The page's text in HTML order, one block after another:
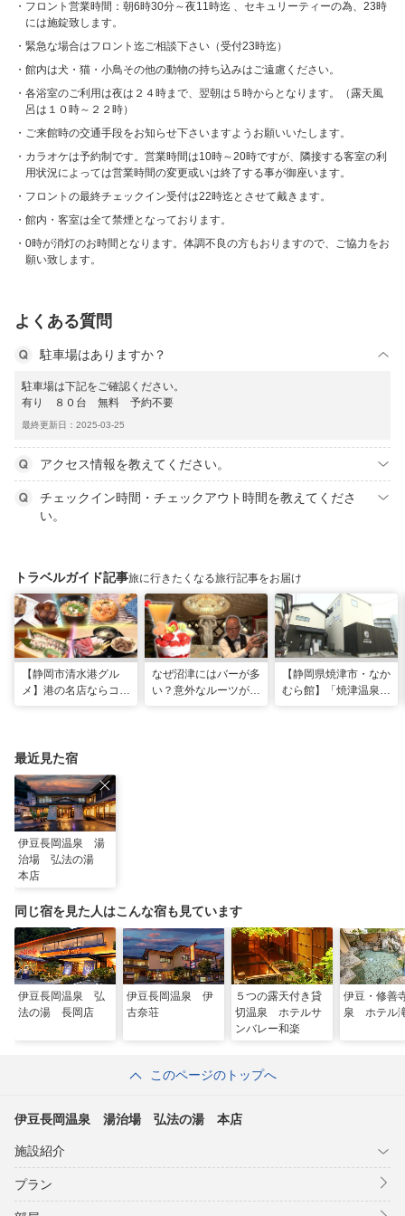
フロント営業時間：朝6時30分～夜11時迄 、セキュリーティーの為、23時
には施錠致します。
緊急な場合はフロント迄ご相談下さい（受付23時迄）
館内は犬・猫・小鳥その他の動物の持ち込みはご遠慮ください。
各浴室のご利用は夜は２４時まで、翌朝は５時からとなります。（露天風
呂は１０時～２２時）
ご来館時の交通手段をお知らせ下さいますようお願いいたします。
カラオケは予約制です。営業時間は10時～20時ですが、隣接する客室の利
用状況によっては営業時間の変更或いは終了する事が御座います。
フロントの最終チェックイン受付は22時迄とさせて戴きます。
館内・客室は全て禁煙となっております。
0時が消灯のお時間となります。体調不良の方もおりますので、ご協力をお
願い致します。
よくある質問
駐車場はありますか？
駐車場は下記をご確認ください。
有り ８０台 無料 予約不要
最終更新日：2025-03-25
アクセス情報を教えてください。
チェックイン時間・チェックアウト時間を教えてくださ
い。
トラベルガイド記事旅に行きたくなる旅行記事をお届け
【静岡市清水港グル
メ】港の名店ならコ
なぜ沼津にはバーが多
い？意外なルーツがわ
【静岡県焼津市・なか
むら館】「焼津温泉」
最近見た宿
伊豆長岡温泉 湯
治場 弘法の湯
本店
同じ宿を見た人はこんな宿も見ています
伊豆長岡温泉 弘
法の湯 長岡店
伊豆長岡温泉 伊
古奈荘
５つの露天付き貸
切温泉 ホテルサ
ンバレー和楽
伊豆・修善
泉 ホテル
このページのトップへ
伊豆長岡温泉 湯治場 弘法の湯 本店
施設紹介
プラン